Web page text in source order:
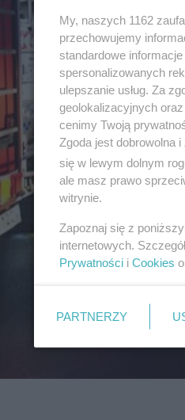
My, naszych 1162
przechowujemy
standardowe
spersonalizowanych
ulepszanie usług. Za
geolokalizacyjnych
cenimy Twoją
Zgoda jest dobrowolna
się w lewym dolnym
ale masz prawo
witrynie.
Zapoznaj się z
internetowych.
Prywatności i Cookies
PARTNERZY